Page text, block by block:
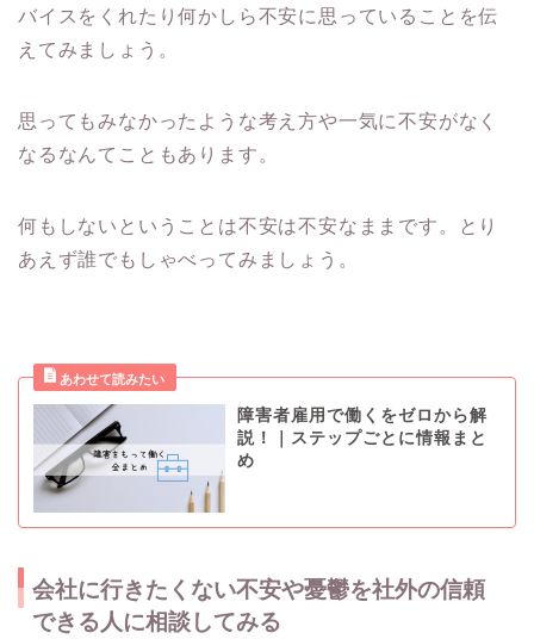
バイスをくれたり何かしら不安に思っていることを伝
えてみましょう。
思ってもみなかったような考え方や一気に不安がなく
なるなんてこともあります。
何もしないということは不安は不安なままです。とり
あえず誰でもしゃべってみましょう。
障害者雇用で働くをゼロから解
説！｜ステップごとに情報まと
め
会社に行きたくない不安や憂鬱を社外の信頼
できる人に相談してみる